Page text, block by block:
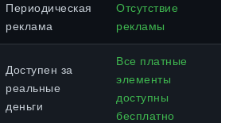
Периодическая
реклама
Отсутствие
рекламы
Доступен за
реальные
деньги
Все платные
элементы
доступны
бесплатно